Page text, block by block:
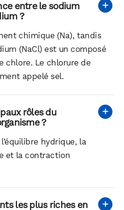
entre le sodium
?
chimique (Na), tandis
(NaCl) est un composé
chlore. Le chlorure de
appelé sel.
rôles du
?
hydrique, la
et la contraction
les plus riches en